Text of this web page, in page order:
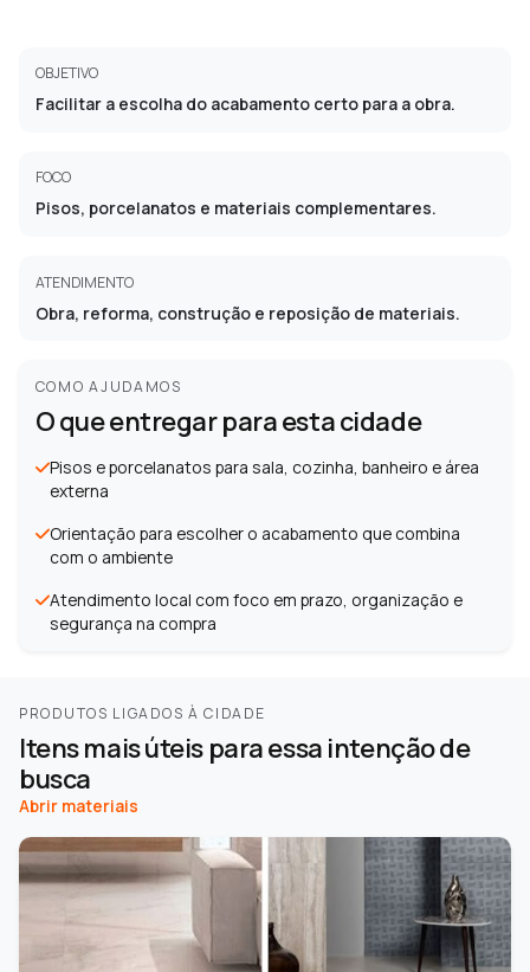
OBJETIVO
Facilitar a escolha do acabamento certo para a obra.
FOCO
Pisos, porcelanatos e materiais complementares.
ATENDIMENTO
Obra, reforma, construção e reposição de materiais.
COMO AJUDAMOS
O que entregar para esta cidade
Pisos e porcelanatos para sala, cozinha, banheiro e área
externa
Orientação para escolher o acabamento que combina
com o ambiente
Atendimento local com foco em prazo, organização e
segurança na compra
PRODUTOS LIGADOS À CIDADE
Itens mais úteis para essa intenção de
busca
Abrir materiais